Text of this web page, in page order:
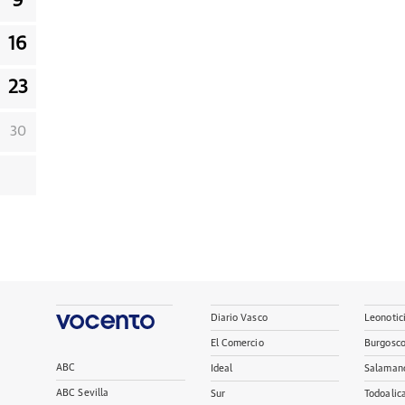
16
23
30
ABC
ABC Sevilla
Diario Vasco
El Comercio
Ideal
Sur